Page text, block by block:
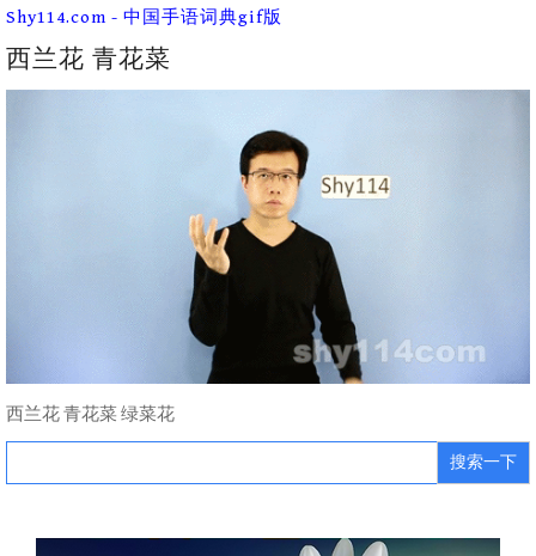
Skip
content
Shy114.com - 中国手语词典gif版
西兰花 青花菜
西兰花 青花菜 绿菜花
Search